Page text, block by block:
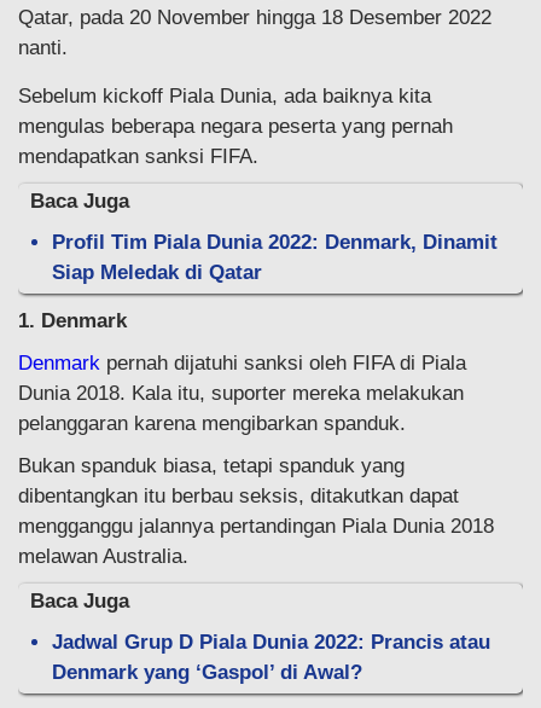
Qatar, pada 20 November hingga 18 Desember 2022
nanti.
Sebelum kickoff Piala Dunia, ada baiknya kita
mengulas beberapa negara peserta yang pernah
mendapatkan sanksi FIFA.
Baca Juga
Profil Tim Piala Dunia 2022: Denmark, Dinamit
Siap Meledak di Qatar
1. Denmark
Denmark pernah dijatuhi sanksi oleh FIFA di Piala
Dunia 2018. Kala itu, suporter mereka melakukan
pelanggaran karena mengibarkan spanduk.
Bukan spanduk biasa, tetapi spanduk yang
dibentangkan itu berbau seksis, ditakutkan dapat
mengganggu jalannya pertandingan Piala Dunia 2018
melawan Australia.
Baca Juga
Jadwal Grup D Piala Dunia 2022: Prancis atau
Denmark yang ‘Gaspol’ di Awal?